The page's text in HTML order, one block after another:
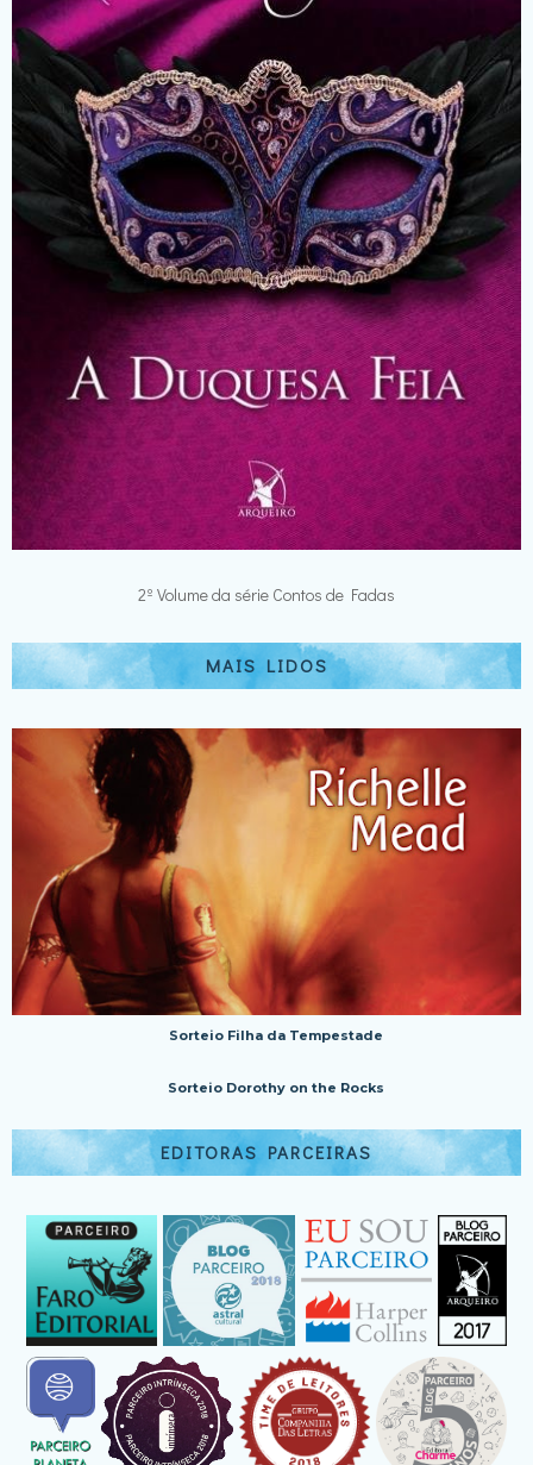
2º Volume da série Contos de Fadas
MAIS LIDOS
Sorteio Filha da Tempestade
Sorteio Dorothy on the Rocks
EDITORAS PARCEIRAS